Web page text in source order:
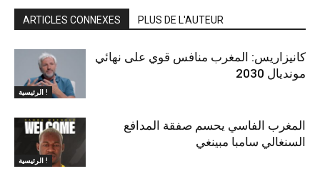
ARTICLES CONNEXES PLUS DE L'AUTEUR
الرئيسية !
كانيزاريس: المغرب منافس قوي على نهائي
مونديال 2030
الرئيسية !
المغرب الفاسي يحسم صفقة المدافع
السنغالي سامبا مبينغي